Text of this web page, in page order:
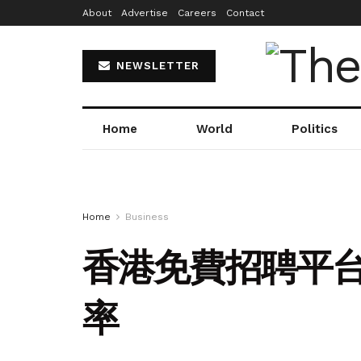
About Advertise Careers Contact
NEWSLETTER
Home World Politics
Home Business
香港免費招聘平
率